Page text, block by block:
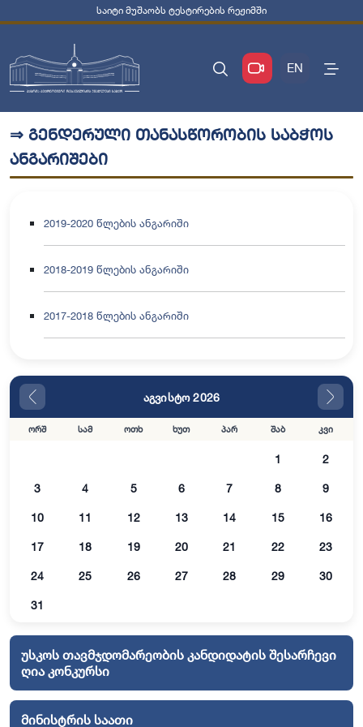
საიტი მუშაობს ტესტირების რეჟიმში
EN
⇒ გენდერული თანასწორობის საბჭოს
ანგარიშები
2019-2020 წლების ანგარიში
2018-2019 წლების ანგარიში
2017-2018 წლების ანგარიში
აგვისტო 2026
ორშ სამ ოთხ ხუთ პარ შაბ კვი
1 2
3 4 5 6 7 8 9
10 11 12 13 14 15 16
17 18 19 20 21 22 23
24 25 26 27 28 29 30
31
უსკოს თავმჯდომარეობის კანდიდატის შესარჩევი
ღია კონკურსი
მინისტრის საათი